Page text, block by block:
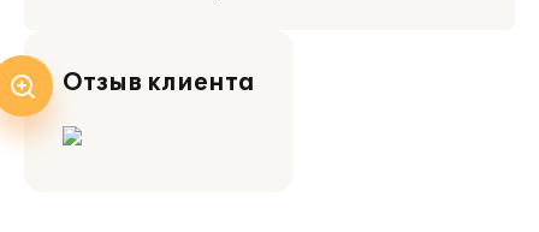
Отзыв клиента